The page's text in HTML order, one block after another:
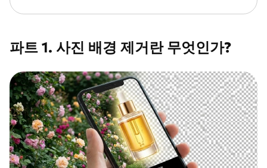
파트 1. 사진 배경 제거란 무엇인가?